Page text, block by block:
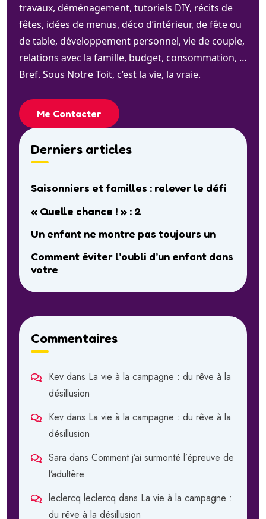
travaux, déménagement, tutoriels DIY, récits de
fêtes, idées de menus, déco d’intérieur, de fête ou
de table, développement personnel, vie de couple,
relations avec la famille, budget, consommation, …
Bref. Sous Notre Toit, c’est la vie, la vraie.
Me Contacter
Derniers articles
Saisonniers et familles : relever le défi
« Quelle chance ! » : 2
Un enfant ne montre pas toujours un
Comment éviter l’oubli d’un enfant dans
votre
Commentaires
Kev dans La vie à la campagne : du rêve à la
désillusion
Kev dans La vie à la campagne : du rêve à la
désillusion
Sara dans Comment j’ai surmonté l’épreuve de
l’adultère
leclercq leclercq dans La vie à la campagne :
du rêve à la désillusion